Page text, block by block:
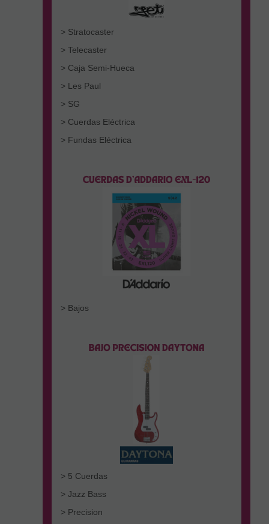
> Stratocaster
> Telecaster
> Caja Semi-Hueca
> Les Paul
> SG
> Cuerdas Eléctrica
> Fundas Eléctrica
> Bajos
> 5 Cuerdas
> Jazz Bass
> Precision